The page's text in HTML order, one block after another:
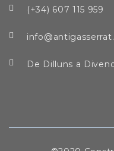
(+34) 607 115 959
De Dilluns a